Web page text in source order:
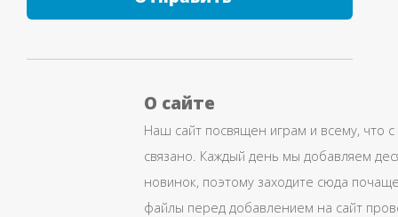
О сайте
Наш сайт посвящен играм и всему, что
связано. Каждый день мы добавляем
новинок, поэтому заходите сюда
файлы перед добавлением на сайт